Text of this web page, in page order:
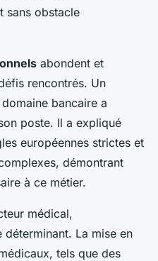
sans obstacle
abondent et
rencontrés. Un
bancaire a
poste. Il a expliqué
européennes strictes et
démontrant
à ce métier.
médical,
déterminant. La mise en
tels que des